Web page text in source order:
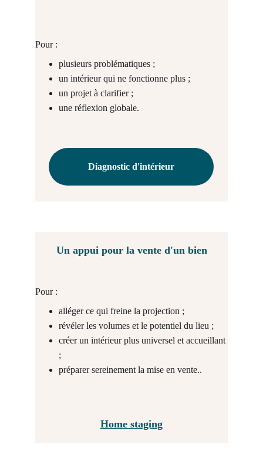
Diagnostic d'intérieur
Pour :
plusieurs problématiques ;
un intérieur qui ne fonctionne plus ;
un projet à clarifier ;
une réflexion globale.
Un appui pour la vente d'un bien
Pour :
alléger ce qui freine la projection ;
révéler les volumes et le potentiel du lieu ;
créer un intérieur plus universel et accueillant
;
préparer sereinement la mise en vente..
Home staging